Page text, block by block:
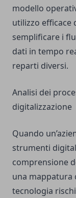
modello
utilizzo efficace
semplificare i
dati in tempo
reparti diversi.
Analisi dei
digitalizzazione
Quando
strumenti
comprensione
una mappatura
tecnologia